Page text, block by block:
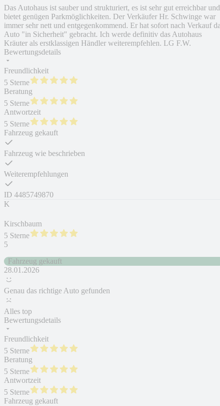
Das Autohaus ist sauber und strukturiert, es ist sehr gut erreichbar und
bietet genügen Parkmöglichkeiten. Der Verkäufer Hr. Schwinge war
immer sehr nett und entgegenkommend. Er hat sofort nach Verkauf
Auto "in Sicherheit" gebracht. Ich werde definitiv das Autohaus
Kräuter als erstklassigen Händler weiterempfehlen. LG F.W.
Bewertungsdetails
Freundlichkeit
5 Sterne
Beratung
5 Sterne
Antwortzeit
5 Sterne
Fahrzeug gekauft
Fahrzeug wie beschrieben
Weiterempfehlungen
ID 4485749870
K
Kirschbaum
5 Sterne
5
Fahrzeug gekauft
28.01.2026
Genau das richtige Auto gefunden
Alles top
Bewertungsdetails
Freundlichkeit
5 Sterne
Beratung
5 Sterne
Antwortzeit
5 Sterne
Fahrzeug gekauft